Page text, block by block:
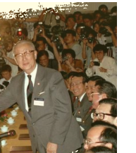
银龄 溯源中国
能源 会展
时尚 悦读
亚太网 上市公司